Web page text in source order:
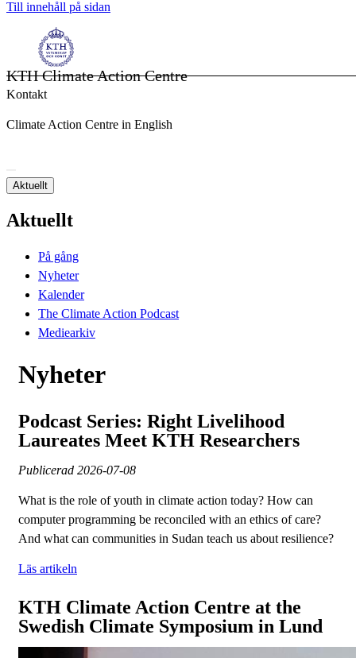
Till innehåll på sidan
KTH Climate Action Centre
Kontakt
Climate Action Centre in English
Aktuellt
Aktuellt
På gång
Nyheter
Kalender
The Climate Action Podcast
Mediearkiv
Nyheter
Podcast Series: Right Livelihood
Laureates Meet KTH Researchers
Publicerad 2026-07-08
What is the role of youth in climate action today? How can
computer programming be reconciled with an ethics of care?
And what can communities in Sudan teach us about resilience?
Läs artikeln
KTH Climate Action Centre at the
Swedish Climate Symposium in Lund